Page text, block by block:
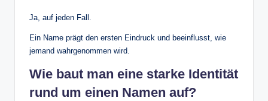
Ja, auf jeden Fall.
Ein Name prägt den ersten Eindruck und beeinflusst, wie
jemand wahrgenommen wird.
Wie baut man eine starke Identität
rund um einen Namen auf?